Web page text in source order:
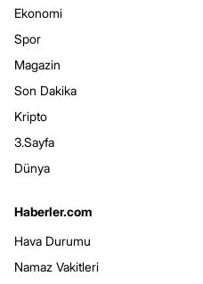
Ekonomi
Spor
Magazin
Son Dakika
Kripto
3.Sayfa
Dünya
Haberler.com
Hava Durumu
Namaz Vakitleri